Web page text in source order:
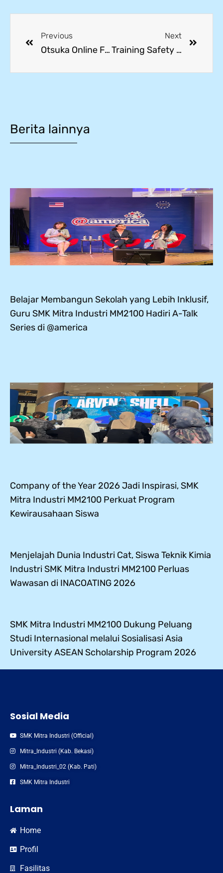
Previous
Otsuka Online Factory Visit: Siswa SMK Mitra Industri Belajar Produksi Pocari Sweat dan Komitmen Go Green
Next
Training Safety Riding Bersama PT Schneider, Tingkatkan Kesadaran Berkendara Siswa
Berita lainnya
Belajar Membangun Sekolah yang Lebih Inklusif,
Guru SMK Mitra Industri MM2100 Hadiri A-Talk
Series di @america
Company of the Year 2026 Jadi Inspirasi, SMK
Mitra Industri MM2100 Perkuat Program
Kewirausahaan Siswa
Menjelajah Dunia Industri Cat, Siswa Teknik Kimia
Industri SMK Mitra Industri MM2100 Perluas
Wawasan di INACOATING 2026
SMK Mitra Industri MM2100 Dukung Peluang
Studi Internasional melalui Sosialisasi Asia
University ASEAN Scholarship Program 2026
Sosial Media
SMK Mitra Industri (Official)
Mitra_Industri (Kab. Bekasi)
Mitra_Industri_02 (Kab. Pati)
SMK Mitra Industri
Laman
Home
Profil
Fasilitas